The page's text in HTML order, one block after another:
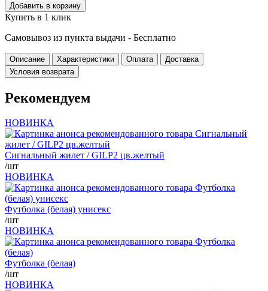
Добавить в корзину
Купить в 1 клик
Самовывоз из пункта выдачи - Бесплатно
Описание Характеристики Оплата
Доставка
Условия возврата
Рекомендуем
НОВИНКА
Сигнальный жилет / GILP2 цв.желтый
/шт
НОВИНКА
Футболка (белая) унисекс
/шт
НОВИНКА
Футболка (белая)
/шт
НОВИНКА